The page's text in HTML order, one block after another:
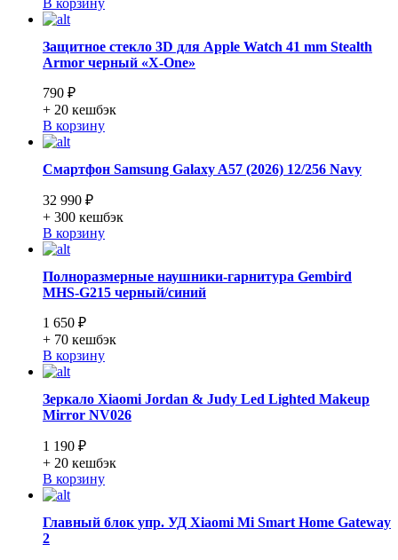
Защитное стекло 3D для Apple Watch 41 mm Stealth
Armor черный «X-One»
790 ₽
+ 20 кешбэк
В корзину
Смартфон Samsung Galaxy A57 (2026) 12/256 Navy
32 990 ₽
+ 300 кешбэк
В корзину
Полноразмерные наушники-гарнитура Gembird
MHS-G215 черный/синий
1 650 ₽
+ 70 кешбэк
В корзину
Зеркало Xiaomi Jordan & Judy Led Lighted Makeup
Mirror NV026
1 190 ₽
+ 20 кешбэк
В корзину
Главный блок упр. УД Xiaomi Mi Smart Home Gateway
2